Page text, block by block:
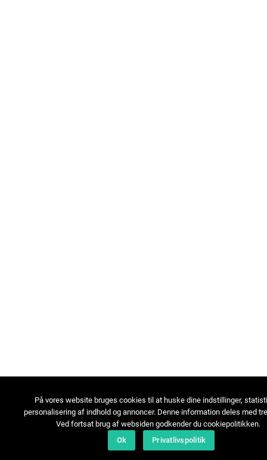
På vores website bruges cookies til at huske dine indstillinger,
personalisering af indhold og annoncer. Denne information deles med
Ved fortsat brug af websiden godkender du cookiepolitikken.
Ok
Privatlivspolitik